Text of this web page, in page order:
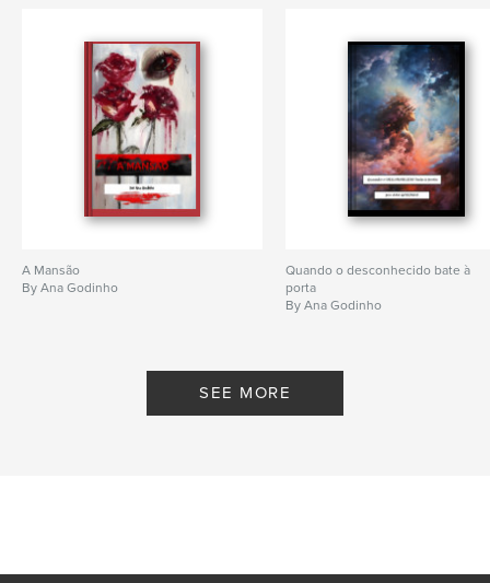
A Mansão
By Ana Godinho
Quando o desconhecido bate à
porta
By Ana Godinho
SEE MORE